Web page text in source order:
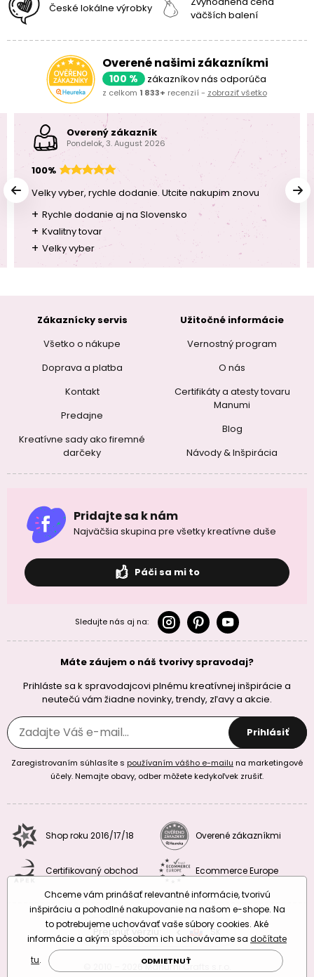
České lokálne výrobky
väčších balení
Overené našimi zákazníkmi
100 % zákazníkov nás odporúča
z celkom 1 833+ recenzií - zobraziť všetko
Overený zákazník
Pondelok, 3. August 2026
100%
Velky vyber, rychle dodanie. Utcite nakupim znovu
+ Rychle dodanie aj na Slovensko
+ Kvalitny tovar
+ Velky vyber
Zákaznícky servis
Všetko o nákupe
Doprava a platba
Kontakt
Predajne
Kreatívne sady ako firemné
darčeky
Užitočné informácie
Vernostný program
O nás
Certifikáty a atesty tovaru
Manumi
Blog
Návody & Inšpirácia
Pridajte sa k nám
Najväčšia skupina pre všetky kreatívne duše
Páči sa mi to
Sledujte nás aj na:
Máte záujem o náš tvorivy spravodaj?
Prihláste sa k spravodajcovi plnému kreatívnej inšpirácie a
neutečú vám žiadne novinky, trendy, zľavy a akcie.
Prihlásiť
Zaregistrovaním súhlasíte s používaním vášho e-mailu na marketingové
účely. Nemajte obavy, odber môžete kedykoľvek zrušiť.
Shop roku 2016/17/18 Overené zákazníkmi
Certifikovaný obchod Ecommerce Europe
Prepnúť verziu: CZSK
© 2010 – 2026 Manumi Crafts s.r.o.
Chceme vám prinášať relevantné informácie, tvorivú
inšpiráciu a pohodlné nakupovanie na našom e-shope. Na
to potrebujeme uchovávať vaše súbory cookies. Aké
informácie a akým spôsobom ich uchovávame sa dočítate
tu. ODMIETNUŤ